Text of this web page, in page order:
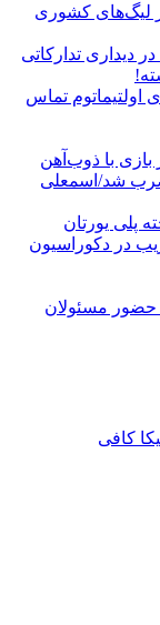
لیگ‌های کشوری
دیداری تدارکاتی
اولتیماتوم تماس
بازی با ذوب‌آهن
ضرب شد/اسمعلی
پلی یورتان
در دکوراسیون
حضور مسئولان
کافی